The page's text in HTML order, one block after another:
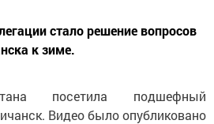
стало решение вопросов
к зиме.
посетила подшефный
Видео было опубликовано